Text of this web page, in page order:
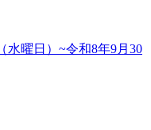
水曜日）~令和8年9月30